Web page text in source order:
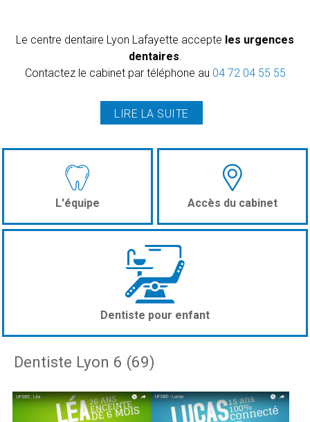
Le centre dentaire Lyon Lafayette accepte les urgences
dentaires.
Contactez le cabinet par téléphone au 04 72 04 55 55
LIRE LA SUITE
L'équipe Accès du cabinet
Dentiste pour enfant
Dentiste Lyon 6 (69)